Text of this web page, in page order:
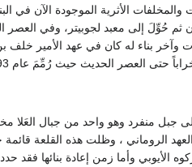
الأثرية الموجودة الآن في
ثم حُوِّلَ إلى معبد لجوبيتر، وفي العصر
وآخر بناء له كان في عهد الأمير
حيث رُمِّمَ عام 1993 م وأعيد بناؤه كمسجد
منفرد وهو واحد من جبال العَلا
الروماني ، وظلت هذه القلعة
وأما زمن إعادة بنائها فقد حدده